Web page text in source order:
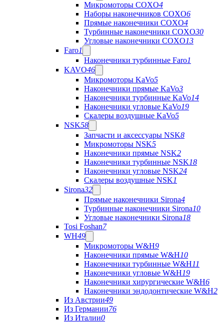
Микромоторы COXO4
Наборы наконечников COXO6
Прямые наконечники COXO4
Турбинные наконечники COXO30
Угловые наконечники COXO13
Faro1
Наконечники турбинные Faro1
KAVO46
Микромоторы KaVo5
Наконечники прямые KaVo3
Наконечники турбинные KaVo14
Наконечники угловые KaVo19
Скалеры воздушные KaVo5
NSK58
Запчасти и аксессуары NSK8
Микромоторы NSK5
Наконечники прямые NSK2
Наконечники турбинные NSK18
Наконечники угловые NSK24
Скалеры воздушные NSK1
Sirona32
Прямые наконечники Sirona4
Турбинные наконечники Sirona10
Угловые наконечники Sirona18
Tosi Foshan7
WH49
Микромоторы W&H9
Наконечники прямые W&H10
Наконечники турбинные W&H11
Наконечники угловые W&H19
Наконечники хирургические W&H6
Наконечники эндодонтические W&H2
Из Австрии49
Из Германии76
Из Италии0